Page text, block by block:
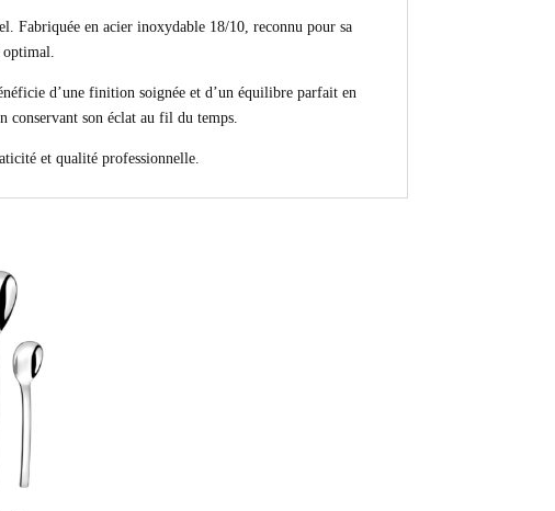
Fabriquée en acier inoxydable 18/10, reconnu pour sa
d’une finition soignée et d’un équilibre parfait en
conservant son éclat au fil du temps.
et qualité professionnelle.